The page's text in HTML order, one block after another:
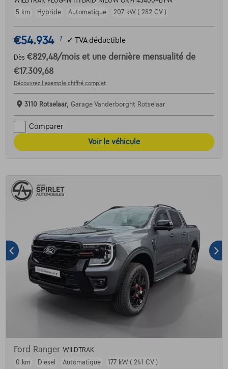
5 km
Hybride Automatique 207 kW ( 282 CV )
€54.934 1 ✓ TVA déductible
Dès €829,48/mois et une dernière mensualité de
€17.309,68
Découvrez l’exemple chiffré complet
3110 Rotselaar, Garage Vanderborght Rotselaar
Comparer
Voir le véhicule
Ford Ranger WILDTRAK
0 km
Diesel Automatique 177 kW ( 241 CV )